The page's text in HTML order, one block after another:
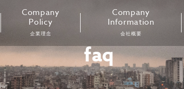
Company
Policy
企業理念
Company
Information
会社概要
faq